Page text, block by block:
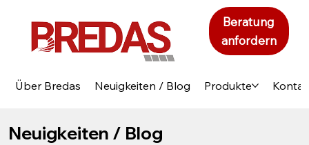
Über Bredas Neuigkeiten / Blog Produkte
Beratung
anfordern
Neuigkeiten / Blog